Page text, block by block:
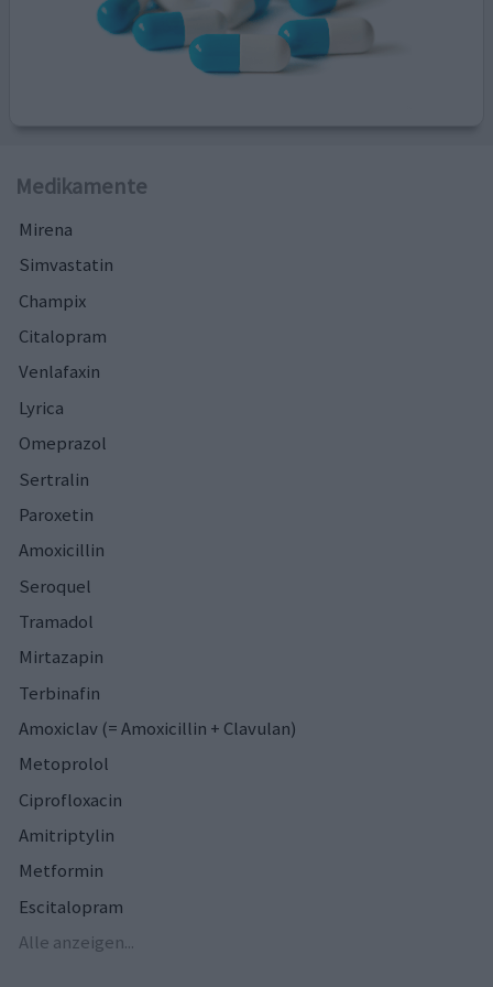
Medikamente
Mirena
Simvastatin
Champix
Citalopram
Venlafaxin
Lyrica
Omeprazol
Sertralin
Paroxetin
Amoxicillin
Seroquel
Tramadol
Mirtazapin
Terbinafin
Amoxiclav (= Amoxicillin + Clavulan)
Metoprolol
Ciprofloxacin
Amitriptylin
Metformin
Escitalopram
Alle anzeigen...